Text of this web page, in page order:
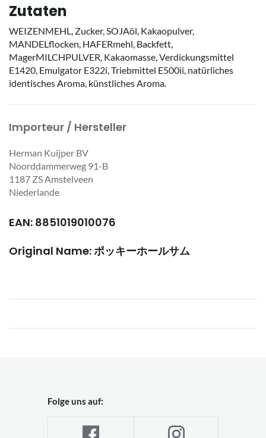
Zutaten
WEIZENMEHL, Zucker, SOJAöl, Kakaopulver,
MANDELflocken, HAFERmehl, Backfett,
MagerMILCHPULVER, Kakaomasse, Verdickungsmittel
E1420, Emulgator E322i, Triebmittel E500ii, natürliches
identisches Aroma, künstliches Aroma.
Importeur / Hersteller
Herman Kuijper BV
Noorddammerweg 91-B
1187 ZS Amstelveen
Niederlande
EAN: 8851019010076
Original Name: ポッキーホールサム
Folge uns auf: